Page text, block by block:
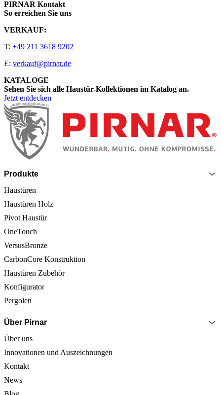
PIRNAR Kontakt
So erreichen Sie uns
VERKAUF:
T: +49 211 3618 9202
E: verkauf@pirnar.de
KATALOGE
Sehen Sie sich alle Haustür-Kollektionen im Katalog an.
Jetzt entdecken
Seitenfooter
Produkte
Haustüren
Haustüren Holz
Pivot Haustür
OneTouch
VersusBronze
CarbonCore Konstruktion
Haustüren Zubehör
Konfigurator
Pergolen
Über Pirnar
Über uns
Innovationen und Auszeichnungen
Kontakt
News